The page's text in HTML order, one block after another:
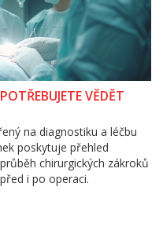
VĚDĚT
na diagnostiku a léčbu
poskytuje přehled
chirurgických zákroků
i po operaci.